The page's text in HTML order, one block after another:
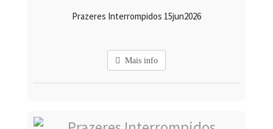
Prazeres Interrompidos 15jun2026
Mais info